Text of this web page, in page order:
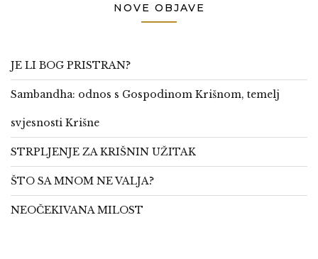
NOVE OBJAVE
JE LI BOG PRISTRAN?
Sambandha: odnos s Gospodinom Krišnom, temelj
svjesnosti Krišne
STRPLJENJE ZA KRIŠNIN UŽITAK
ŠTO SA MNOM NE VALJA?
NEOČEKIVANA MILOST